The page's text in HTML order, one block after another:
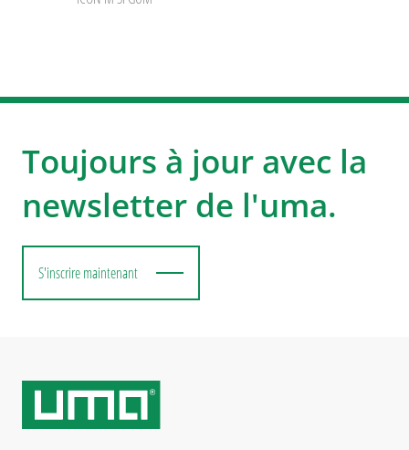
Toujours à jour avec la
newsletter de l'uma.
S'inscrire maintenant